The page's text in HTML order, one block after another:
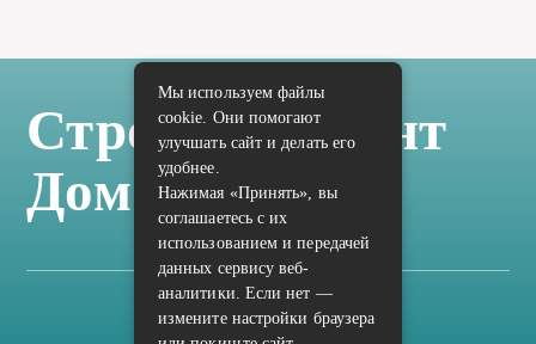
Стройка Ремонт
Дом Отделка
Карта сайта
Мы используем файлы
cookie. Они помогают
улучшать сайт и делать его
удобнее.
Нажимая «Принять», вы
соглашаетесь с их
использованием и передачей
данных сервису веб-
аналитики. Если нет —
измените настройки браузера